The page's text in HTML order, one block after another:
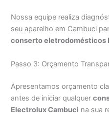
Nossa equipe realiza
seu aparelho em Cambuci
conserto eletrodomésticos
Passo 3: Orçamento
Apresentamos orçamento
antes de iniciar qualquer
Electrolux Cambuci na sua